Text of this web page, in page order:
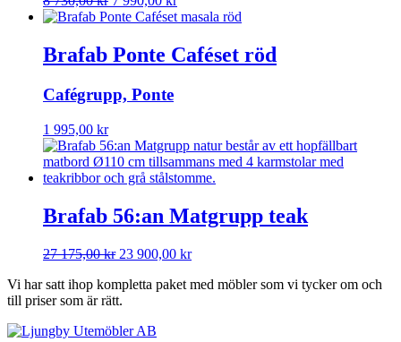
ursprungliga
var:
8
nuvarande
är:
7
Brafab Ponte Caféset röd
Cafégrupp, Ponte
1 995,00 kr
Brafab 56:an Matgrupp teak
27 175,00kr Det
priset
var:
175,00 kr.
23 900,00 krDet
priset
Vi har satt ihop kompletta paket med möbler som vi tycker om och
till priser som är rätt.